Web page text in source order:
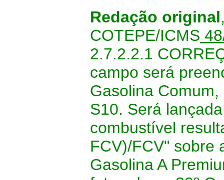
Redação original
COTEPE/ICMS
2.7.2.2.1
campo será
Gasolina
S10. Será
combustível
FCV)/FCV" sobre
Gasolina A